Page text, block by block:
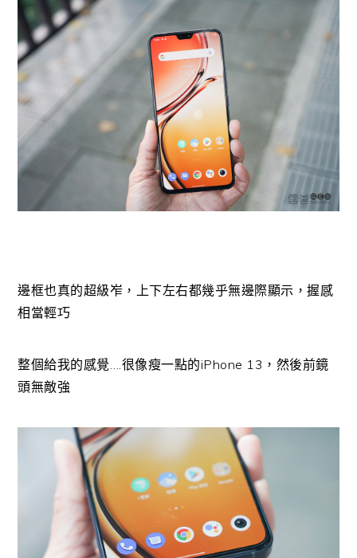
邊框也真的超級岝，上下左右都幾乎無邊際顯示，握感
相當輕巧
整個給我的感覺….很像瘦一點的iPhone 13，然後前鏡
頭無敵強